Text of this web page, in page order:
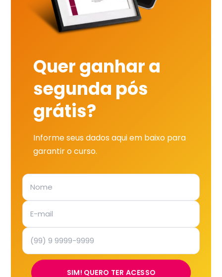
Quer ganhar a
segunda pós
grátis?
Informe seus dados aqui em baixo para
garantir o curso.
SIM! QUERO TER ACESSO